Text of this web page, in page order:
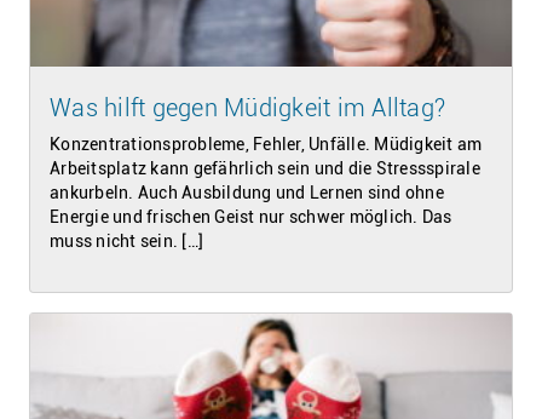
Was hilft gegen Müdigkeit im Alltag?
Konzentrationsprobleme, Fehler, Unfälle. Müdigkeit am
Arbeitsplatz kann gefährlich sein und die Stressspirale
ankurbeln. Auch Ausbildung und Lernen sind ohne
Energie und frischen Geist nur schwer möglich. Das
muss nicht sein. […]